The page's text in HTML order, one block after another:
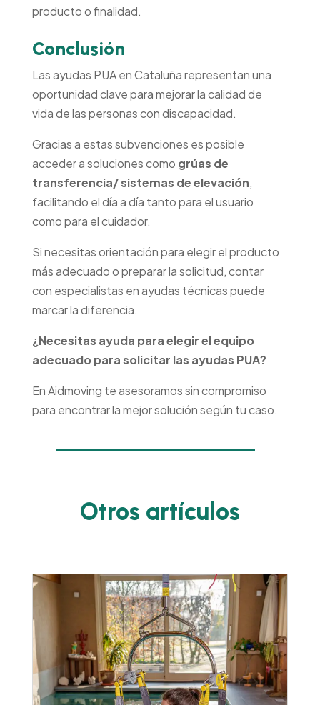
producto o finalidad.
Conclusión
Las ayudas PUA en Cataluña representan una
oportunidad clave para mejorar la calidad de
vida de las personas con discapacidad.
Gracias a estas subvenciones es posible
acceder a soluciones como grúas de
transferencia/ sistemas de elevación,
facilitando el día a día tanto para el usuario
como para el cuidador.
Si necesitas orientación para elegir el producto
más adecuado o preparar la solicitud, contar
con especialistas en ayudas técnicas puede
marcar la diferencia.
¿Necesitas ayuda para elegir el equipo
adecuado para solicitar las ayudas PUA?
En Aidmoving te asesoramos sin compromiso
para encontrar la mejor solución según tu caso.
Otros artículos